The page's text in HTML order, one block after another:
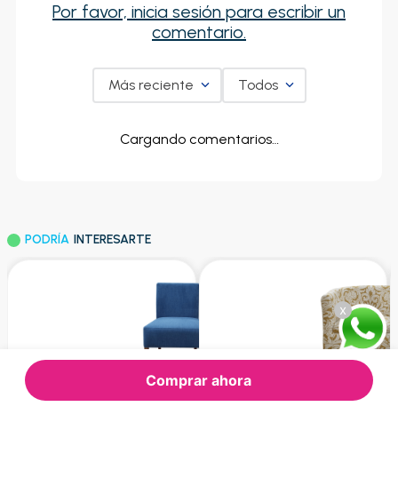
x
Comprar ahora
Por favor, inicia sesión para escribir un
comentario.
Más reciente Todos
Cargando comentarios…
PODRÍA INTERESARTE